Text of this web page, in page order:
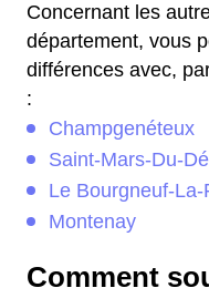
Concernant les
département, vous
différences avec,
:
Champgenéteux
Saint-Mars-Du-
Le Bourgneuf-La-
Montenay
Comment